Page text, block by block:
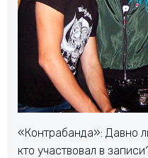
«Контрабанда»: Давно
кто участвовал в